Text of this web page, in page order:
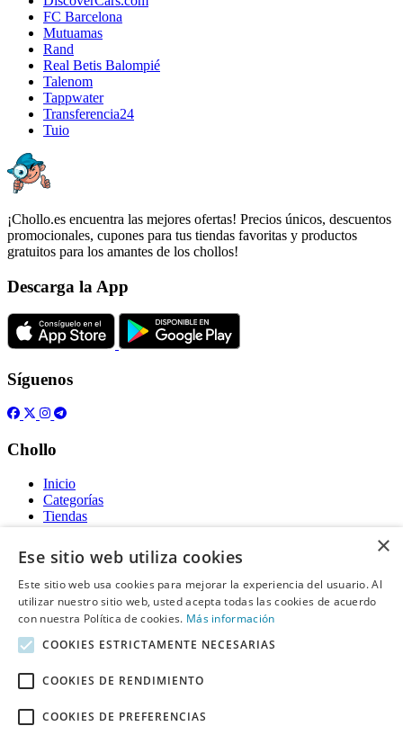
FC Barcelona
Mutuamas
Rand
Real Betis Balompié
Talenom
Tappwater
Transferencia24
Tuio
¡Chollo.es encuentra las mejores ofertas! Precios únicos, descuentos
promocionales, cupones para tus tiendas favoritas y productos
gratuitos para los amantes de los chollos!
Descarga la App
Síguenos
Chollo
Inicio
Categorías
Tiendas
Gratis
Acerca de
Sobre nosotros
Contacto
Información legal
Declaración de cookies
×
Ese sitio web utiliza cookies
Este sitio web usa cookies para mejorar la experiencia del usuario. Al
utilizar nuestro sitio web, usted acepta todas las cookies de acuerdo
con nuestra Política de cookies. Más información
COOKIES ESTRICTAMENTE NECESARIAS
COOKIES DE RENDIMIENTO
COOKIES DE PREFERENCIAS